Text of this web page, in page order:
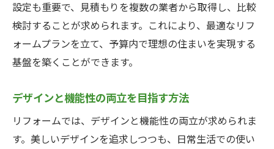
設定も重要で、見積もりを複数の業者から取得し、比較
検討することが求められます。これにより、最適なリフ
ォームプランを立て、予算内で理想の住まいを実現する
基盤を築くことができます。
デザインと機能性の両立を目指す方法
リフォームでは、デザインと機能性の両立が求められま
す。美しいデザインを追求しつつも、日常生活での使い